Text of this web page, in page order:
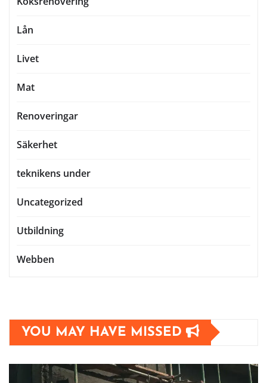
Lån
Livet
Mat
Renoveringar
Säkerhet
teknikens under
Uncategorized
Utbildning
Webben
YOU MAY HAVE MISSED